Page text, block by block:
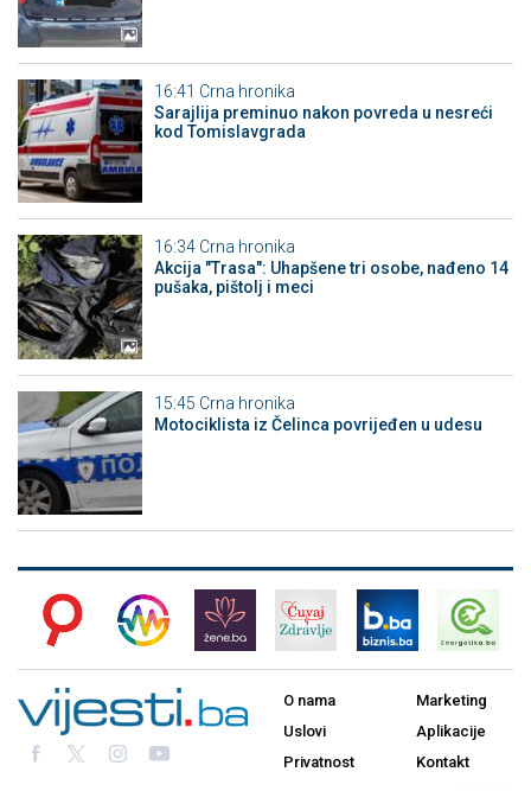
16:41 Crna hronika
Sarajlija preminuo nakon povreda u nesreći
kod Tomislavgrada
16:34 Crna hronika
Akcija "Trasa": Uhapšene tri osobe, nađeno 14
pušaka, pištolj i meci
15:45 Crna hronika
Motociklista iz Čelinca povrijeđen u udesu
O nama
Uslovi
Privatnost
Marketing
Aplikacije
Kontakt